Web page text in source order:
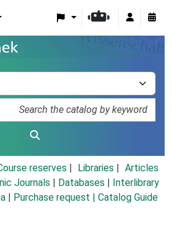
reserves Libraries
Articles
Journals Databases
Interlibrary
Purchase request | Catalog Guide